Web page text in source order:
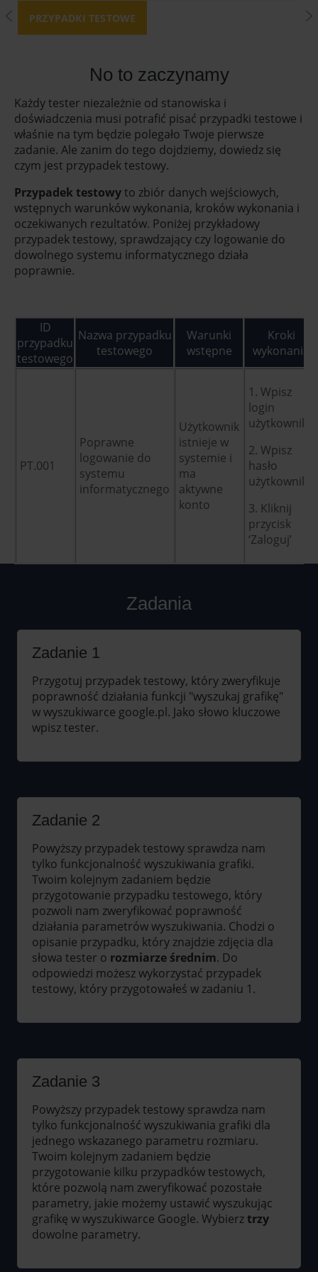
PRZYPADKI TESTOWE
No to zaczynamy
Każdy tester niezależnie od stanowiska i
doświadczenia musi potrafić pisać przypadki testowe i
właśnie na tym będzie polegało Twoje pierwsze
zadanie. Ale zanim do tego dojdziemy, dowiedz się
czym jest przypadek testowy.
Przypadek testowyto zbiór danych wejściowych,
wstępnych warunków wykonania, kroków wykonania i
oczekiwanych rezultatów. Poniżej przykładowy
przypadek testowy, sprawdzający czy logowanie do
dowolnego systemu informatycznego działa
poprawnie.
ID
przypadku
testowego
Nazwa przypadku
testowego
Warunki
wstępne
Kroki
wykonania
PT.001
Poprawne
logowanie do
systemu
informatycznego
Użytkownik
istnieje w
systemie i
ma
aktywne
konto
1. Wpisz
login
użytkownika
2. Wpisz
hasło
użytkownika
3. Kliknij
przycisk
‘Zaloguj’
Zadania
Zadanie 1
Przygotuj przypadek testowy, który zweryfikuje
poprawność działania funkcji "wyszukaj grafikę"
w wyszukiwarce google.pl. Jako słowo kluczowe
wpisz tester.
Zadanie 2
Powyższy przypadek testowy sprawdza nam
tylko funkcjonalność wyszukiwania grafiki.
Twoim kolejnym zadaniem będzie
przygotowanie przypadku testowego, który
pozwoli nam zweryfikować poprawność
działania parametrów wyszukiwania. Chodzi o
opisanie przypadku, który znajdzie zdjęcia dla
słowa tester o rozmiarze średnim. Do
odpowiedzi możesz wykorzystać przypadek
testowy, który przygotowałeś w zadaniu 1.
Zadanie 3
Powyższy przypadek testowy sprawdza nam
tylko funkcjonalność wyszukiwania grafiki dla
jednego wskazanego parametru rozmiaru.
Twoim kolejnym zadaniem będzie
przygotowanie kilku przypadków testowych,
które pozwolą nam zweryfikować pozostałe
parametry, jakie możemy ustawić wyszukując
grafikę w wyszukiwarce Google. Wybierztrzy
dowolne parametry.
Tester Challenge - Szkoła IT Coders Lab